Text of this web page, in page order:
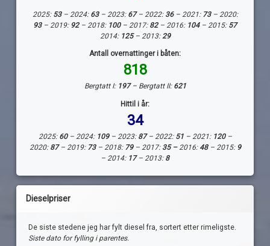
2025: 53– 2024:63– 2023: 67– 2022: 36– 2021: 73– 2020:
93– 2019: 92– 2018: 100 – 2017: 82– 2016: 104– 2015: 57
2014: 125– 2013: 29
Antall overnattinger i båten:
818
Bergtatt I: 197– Bergtatt II: 621
Hittil i år:
34
2025: 60– 2024: 109– 2023: 87– 2022: 51– 2021: 120–
2020: 87– 2019: 73– 2018: 79– 2017: 35 –2016:48– 2015: 9
– 2014: 17– 2013: 8
Dieselpriser
De siste stedene jeg har fylt diesel fra, sortert etter rimeligste.
Siste dato for fylling i parentes.